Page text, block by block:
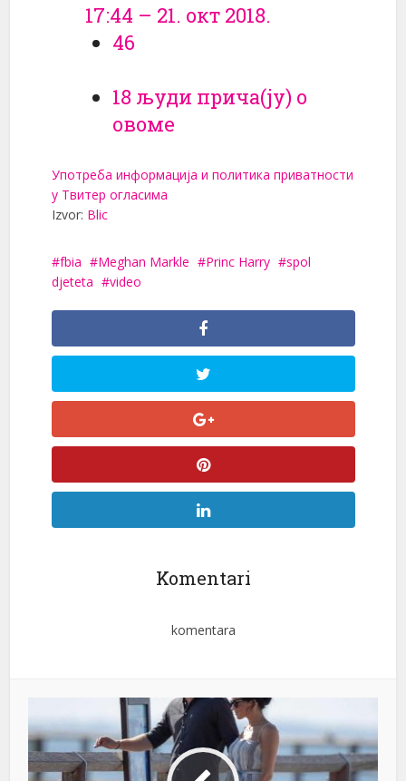
17:44 – 21. окт 2018.
46
18 људи прича(ју) о
овоме
Употреба информација и политика приватности
у Твитер огласима
Izvor: Blic
fbia Meghan Markle Princ Harry
spol
djeteta
video
Komentari
komentara